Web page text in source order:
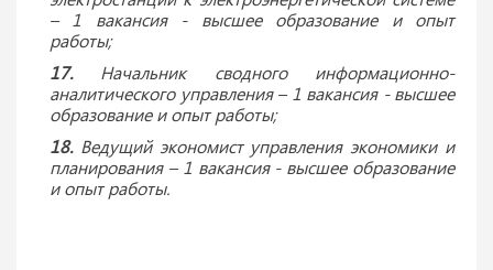
– 1 вакансия - высшее образование и опыт
работы;
17.Начальник сводного информационно-
аналитического управления – 1 вакансия - высшее
образование и опыт работы;
18.Ведущий экономист управления экономики и
планирования – 1 вакансия - высшее образование
и опыт работы.